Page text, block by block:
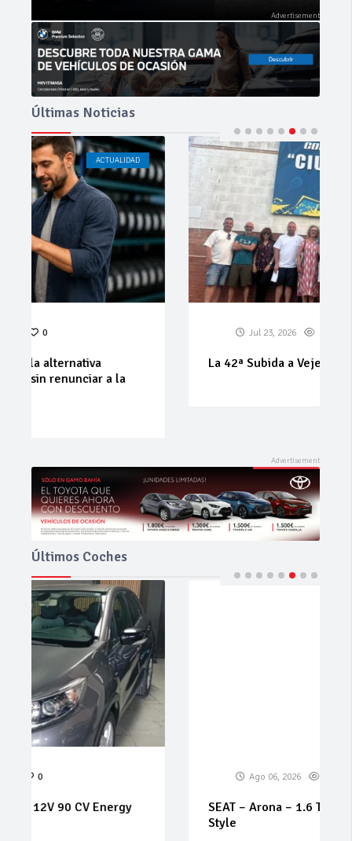
Últimas Noticias
ACTUALIDAD CÁDIZ
La 42ª Subida a Vejer comienza a perfilarse
Últimos Coches
SEAT – Arona – 1.6 TDI CR 70 kWStart/Stop